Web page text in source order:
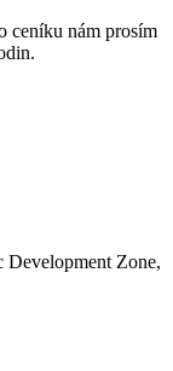
ceníku nám prosím
Development Zone,